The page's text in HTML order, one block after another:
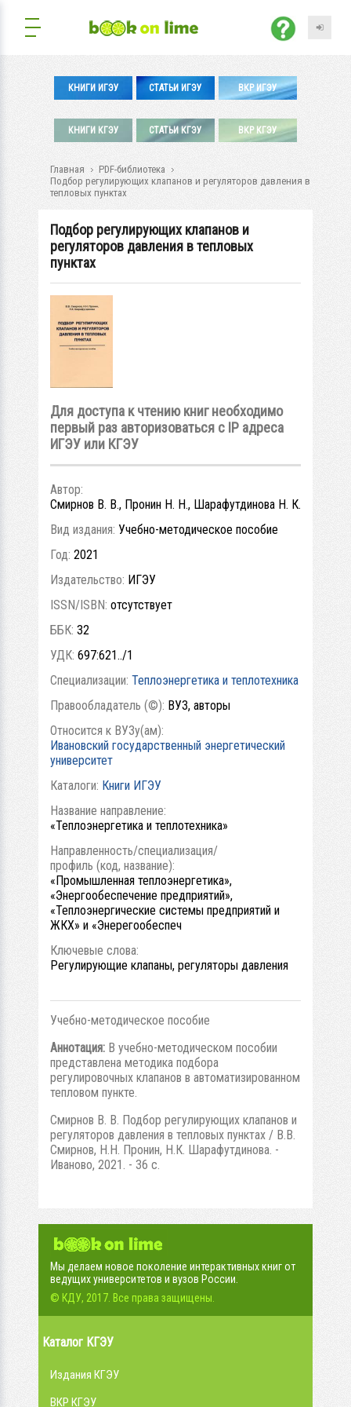
КНИГИ ИГЭУ СТАТЬИ ИГЭУ ВКР ИГЭУ
КНИГИ КГЭУ СТАТЬИ КГЭУ ВКР КГЭУ
Главная
PDF-библиотека
Подбор регулирующих клапанов и регуляторов давления в
тепловых пунктах
Подбор регулирующих клапанов и
регуляторов давления в тепловых
пунктах
Для доступа к чтению книг необходимо
первый раз авторизоваться с IP адреса
ИГЭУ или КГЭУ
Автор:
Смирнов В. В., Пронин Н. Н., Шарафутдинова Н. К.
Вид издания: Учебно-методическое пособие
Год: 2021
Издательство: ИГЭУ
ISSN/ISBN: отсутствует
ББК: 32
УДК: 697:621../1
Специализации: Теплоэнергетика и теплотехника
Правообладатель (©): ВУЗ, авторы
Относится к ВУЗу(ам):
Ивановский государственный энергетический
университет
Каталоги: Книги ИГЭУ
Название направление:
«Теплоэнергетика и теплотехника»
Направленность/специализация/
профиль (код, название):
«Промышленная теплоэнергетика»,
«Энергообеспечение предприятий»,
«Теплоэнергические системы предприятий и
ЖКХ» и «Энерегообеспеч
Ключевые слова:
Регулирующие клапаны, регуляторы давления
Учебно-методическое пособие
Аннотация: В учебно-методическом пособии
представлена методика подбора
регулировочных клапанов в автоматизированном
тепловом пункте.
Смирнов В. В. Подбор регулирующих клапанов и
регуляторов давления в тепловых пунктах / В.В.
Смирнов, Н.Н. Пронин, Н.К. Шарафутдинова. -
Иваново, 2021. - 36 с.
Мы делаем новое поколение интерактивных книг от
ведущих университетов и вузов России.
© КДУ, 2017. Все права защищены.
Каталог КГЭУ
Издания КГЭУ
ВКР КГЭУ